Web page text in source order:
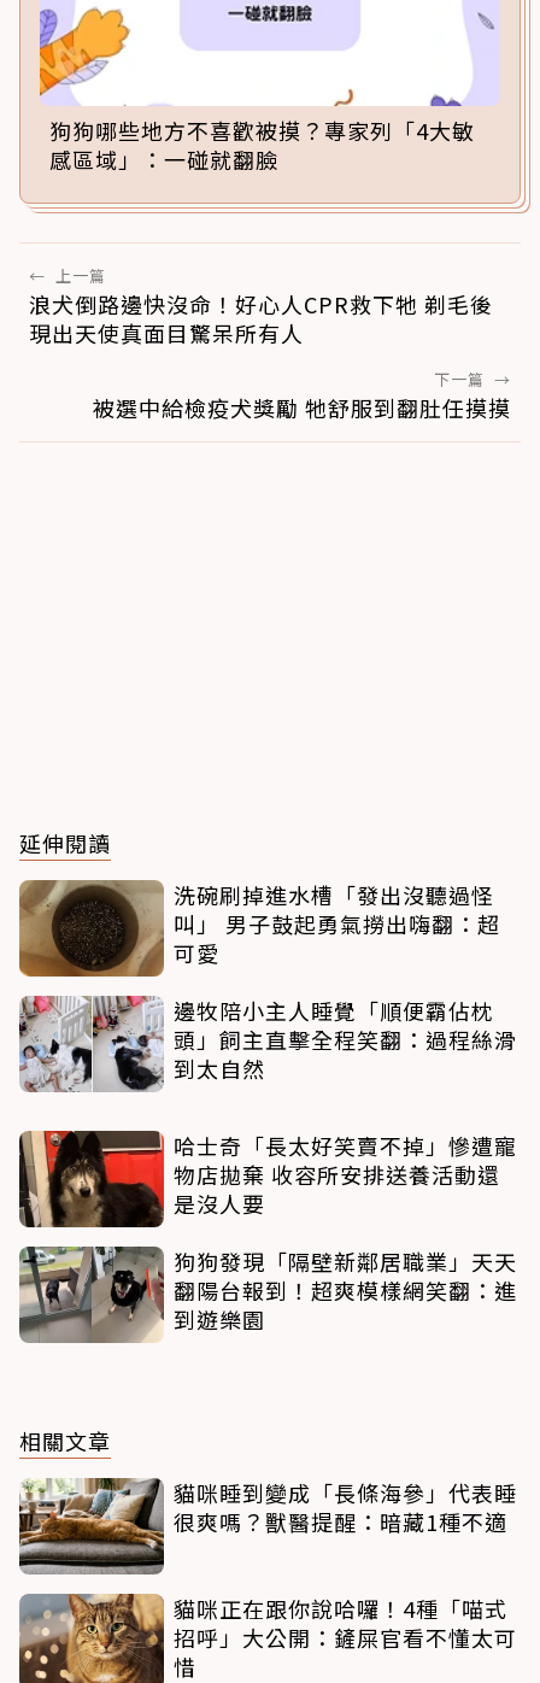
狗狗哪些地方不喜歡被摸？專家列「4大敏
感區域」：一碰就翻臉
← 上一篇
浪犬倒路邊快沒命！好心人CPR救下牠 剃毛後
現出天使真面目驚呆所有人
下一篇 →
被選中給檢疫犬獎勵 牠舒服到翻肚任摸摸
延伸閱讀
洗碗刷掉進水槽「發出沒聽過怪
叫」 男子鼓起勇氣撈出嗨翻：超
可愛
邊牧陪小主人睡覺「順便霸佔枕
頭」飼主直擊全程笑翻：過程絲滑
到太自然
哈士奇「長太好笑賣不掉」慘遭寵
物店拋棄 收容所安排送養活動還
是沒人要
狗狗發現「隔壁新鄰居職業」天天
翻陽台報到！超爽模樣網笑翻：進
到遊樂園
相關文章
貓咪睡到變成「長條海參」代表睡
很爽嗎？獸醫提醒：暗藏1種不適
貓咪正在跟你說哈囉！4種「喵式
招呼」大公開：鏟屎官看不懂太可
惜